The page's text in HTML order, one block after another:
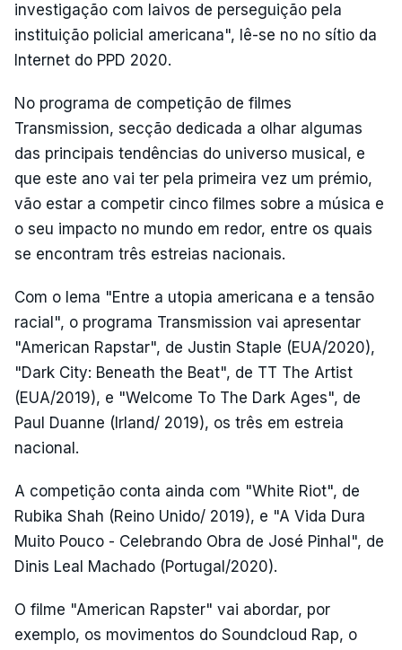
investigação com laivos de perseguição pela
instituição policial americana", lê-se no no sítio da
Internet do PPD 2020.
No programa de competição de filmes
Transmission, secção dedicada a olhar algumas
das principais tendências do universo musical, e
que este ano vai ter pela primeira vez um prémio,
vão estar a competir cinco filmes sobre a música e
o seu impacto no mundo em redor, entre os quais
se encontram três estreias nacionais.
Com o lema "Entre a utopia americana e a tensão
racial", o programa Transmission vai apresentar
"American Rapstar", de Justin Staple (EUA/2020),
"Dark City: Beneath the Beat", de TT The Artist
(EUA/2019), e "Welcome To The Dark Ages", de
Paul Duanne (Irland/ 2019), os três em estreia
nacional.
A competição conta ainda com "White Riot", de
Rubika Shah (Reino Unido/ 2019), e "A Vida Dura
Muito Pouco - Celebrando Obra de José Pinhal", de
Dinis Leal Machado (Portugal/2020).
O filme "American Rapster" vai abordar, por
exemplo, os movimentos do Soundcloud Rap, o